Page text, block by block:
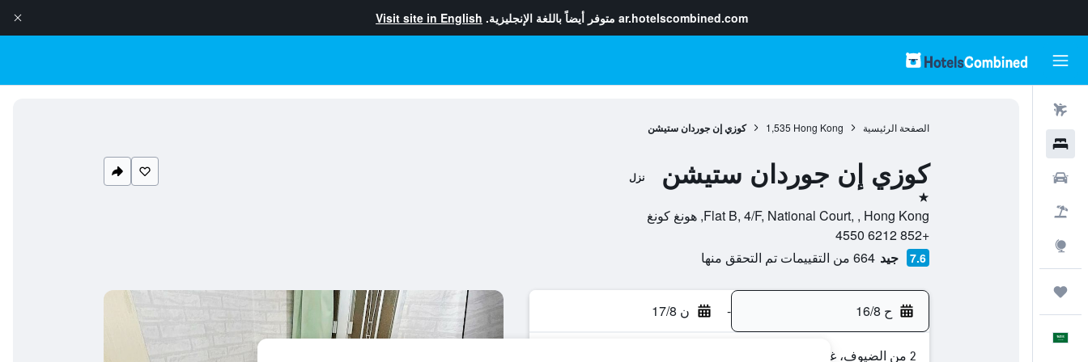
ar.hotelscombined.com متوفر أيضاً باللغة الإنجليزية. Visit site in English
الصفحة الرئيسية Hong Kong
1,535 كوزي إن جوردان ستيشن
كوزي إن جوردان ستيشن نزل
نجمة واحدة
Flat B, 4/F, National Court, , Hong Kong, هونغ كونغ
+852 6212 4550
7.6 جيد 664 من التقييمات تم التحقق منها
ح 16/8 - ن 17/8
2 من الضيوف، غرفة واحدة